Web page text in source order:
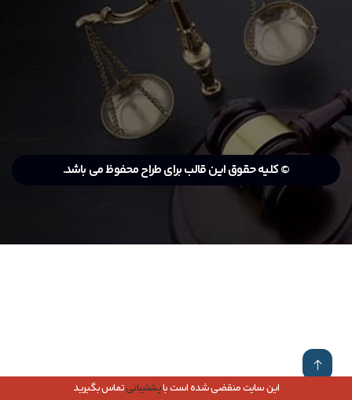
این سایت منقضی شده است باپشتیبانیتماس بگیرید
© کلیه حقوق این قالب برای طراح محفوظ می باشد.